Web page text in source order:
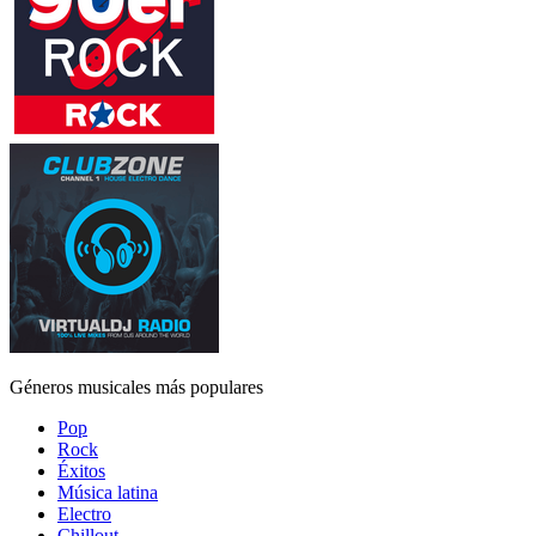
Géneros musicales más populares
Pop
Rock
Éxitos
Música latina
Electro